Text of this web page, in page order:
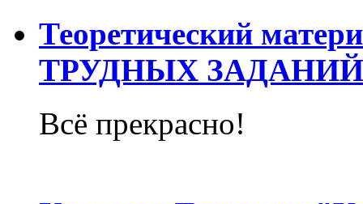
Теоретический
ТРУДНЫХ
Всё прекрасно!